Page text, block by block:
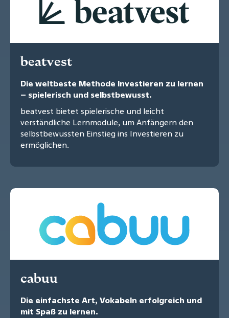
beatvest
Die weltbeste Methode Investieren zu lernen
– spielerisch und selbstbewusst.
beatvest bietet spielerische und leicht
verständliche Lernmodule, um Anfängern den
selbstbewussten Einstieg ins Investieren zu
ermöglichen.
cabuu
Die einfachste Art, Vokabeln erfolgreich und
mit Spaß zu lernen.